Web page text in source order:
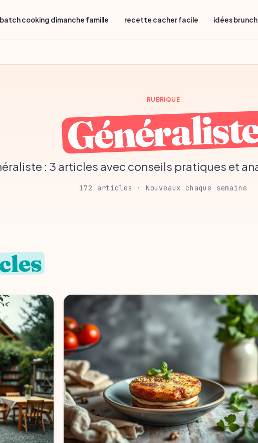
batch cooking dimanche famille recette cacher facile idées
RUBRIQUE
: 3 articles avec conseils pratiques et
172 articles · Nouveaux chaque semaine